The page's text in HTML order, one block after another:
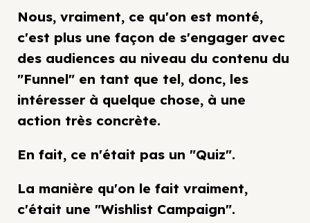
Nous, vraiment, ce qu'on est monté,
c'est plus une façon de s'engager avec
des audiences au niveau du contenu du
"Funnel" en tant que tel, donc, les
intéresser à quelque chose, à une
action très concrète.
En fait, ce n'était pas un "Quiz".
La manière qu'on le fait vraiment,
c'était une "Wishlist Campaign".